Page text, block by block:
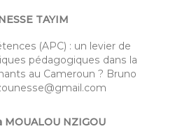
TAYIM
(APC) : un levier de
pédagogiques dans la
au Cameroun ? Bruno
MOUALOU NZIGOU